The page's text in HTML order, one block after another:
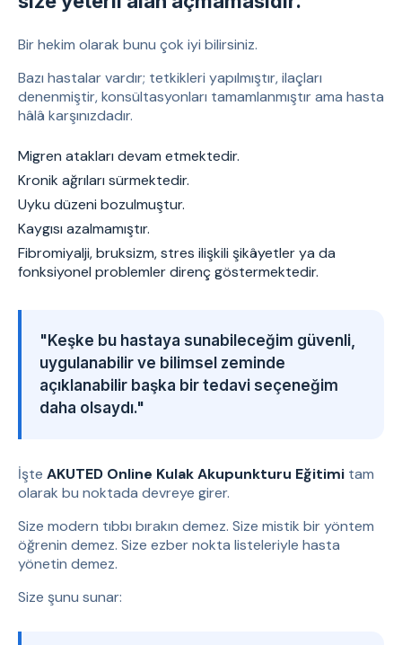
Bir hekim olarak bunu çok iyi bilirsiniz.
Bazı hastalar vardır; tetkikleri yapılmıştır, ilaçları
denenmiştir, konsültasyonları tamamlanmıştır ama hasta
hâlâ karşınızdadır.
Migren atakları devam etmektedir.
Kronik ağrıları sürmektedir.
Uyku düzeni bozulmuştur.
Kaygısı azalmamıştır.
Fibromiyalji, bruksizm, stres ilişkili şikâyetler ya da
fonksiyonel problemler direnç göstermektedir.
"Keşke bu hastaya sunabileceğim güvenli,
uygulanabilir ve bilimsel zeminde
açıklanabilir başka bir tedavi seçeneğim
daha olsaydı."
İşte AKUTED Online Kulak Akupunkturu Eğitimi tam
olarak bu noktada devreye girer.
Size modern tıbbı bırakın demez. Size mistik bir yöntem
öğrenin demez. Size ezber nokta listeleriyle hasta
yönetin demez.
Size şunu sunar: